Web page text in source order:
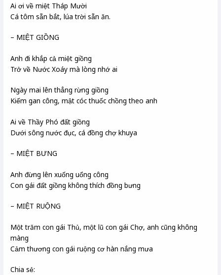
Ai ơi về miệt Tháp Mười
Cá tôm sẵn bắt, lúa trời sẵn ăn.
– MIỆT GIỒNG
Anh đi khắp cả miệt giồng
Trở về Nước Xoáy mà lòng nhớ ai
Ngày mai lên thẳng rừng giồng
Kiếm gan công, mật cóc thuốc chồng theo anh
Ai về Thầy Phó đất giồng
Dưới sông nước đục, cá đồng chợ khuya
– MIỆT BƯNG
Anh đừng lên xuống uổng công
Con gái đất giồng không thích đồng bưng
– MIỆT RUỘNG
Một trăm con gái Thủ, một lũ con gái Chợ, anh cũng không
màng
Cảm thương con gái ruộng cơ hàn nắng mưa
Chia sẻ: